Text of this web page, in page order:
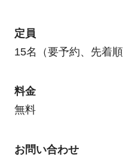
定員
15名（要予約、先着順
料金
無料
お問い合わせ